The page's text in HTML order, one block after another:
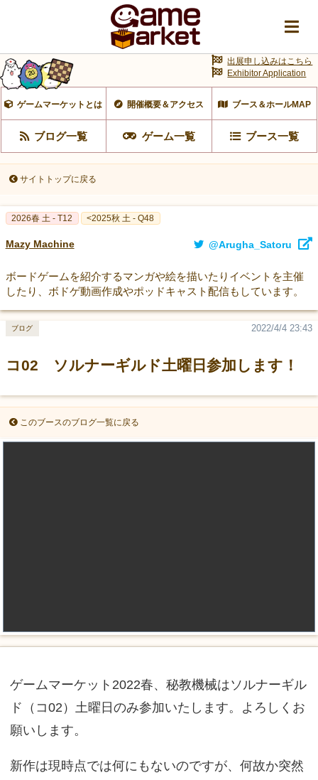
ゲームマーケットとは 開催概要＆アクセス ブース＆ホールMAP
ブログ一覧 ゲーム一覧 ブース一覧
出展申し込みはこちら
Exhibitor Application
サイトトップに戻る
2026春 土 - T12 <2025秋 土 - Q48
Mazy Machine @Arugha_Satoru
ボードゲームを紹介するマンガや絵を描いたりイベントを主催
したり、ボドゲ動画作成やポッドキャスト配信もしています。
コ02 ソルナーギルド土曜日参加します！
2022/4/4 23:43
ブログ
このブースのブログ一覧に戻る
ゲームマーケット2022春、秘教機械はソルナーギル
ド（コ02）土曜日のみ参加いたします。よろしくお
願いします。
新作は現時点では何にもないのですが、何故か突然